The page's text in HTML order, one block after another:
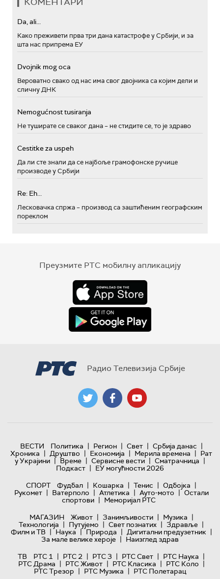
Da, ali...
Како преживети прва три дана катастрофе у Србији, и за
шта нас припрема ЕУ
Dvojnik mog oca
Вероватно свако од нас има свог двојника са којим дели и
сличну ДНК
Nemogućnost tusiranja
Не туширате се сваког дана – не стидите се, то је здраво
Cestitke za uspeh
Да ли сте знали да се најбоље грамофонске ручице
производе у Србији
Re: Eh...
Лесковачка спржа – производ са заштићеним географским
пореклом
Преузмите РТС мобилну апликацију
Радио Телевизија Србије
ВЕСТИ Политика | Регион | Свет | Србија данас |
Хроника | Друштво | Економија | Мерила времена | Рат
у Украјини | Време | Сервисне вести | Сматрачница |
Подкаст | ЕУ могућности 2026
СПОРТ
Фудбал | Кошарка | Тенис | Одбојка |
Рукомет | Ватерполо | Атлетика | Ауто-мото | Остали
спортови | Меморијал РТС
МАГАЗИН
Живот | Занимљивости | Музика |
Технологијa | Путујемо | Свет познатих | Здравље |
Филм и ТВ | Наука | Природа | Дигитални предузетник |
За мале велике хероје | Наизглед здрав
ТВ
РТС 1 | РТС 2 | РТС 3 | РТС Свет | РТС Наука |
РТС Драма | РТС Живот | РТС Класика | РТС Коло |
РТС Трезор | РТС Музика | РТС Полетарац